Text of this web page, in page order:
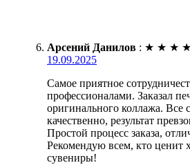
Арсений Данилов : ★ ★ ★ ★
19.09.2025
Самое приятное
профессионалами. Заказал
оригинального коллажа. Все
качественно, результат
Простой процесс заказа,
Рекомендую всем, кто ценит
сувениры!